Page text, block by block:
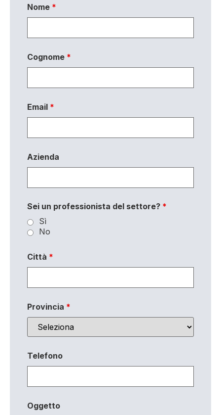
Nome *
Cognome *
Email *
Azienda
Sei un professionista del settore? *
Sì
No
Città *
Provincia *
Telefono
Oggetto